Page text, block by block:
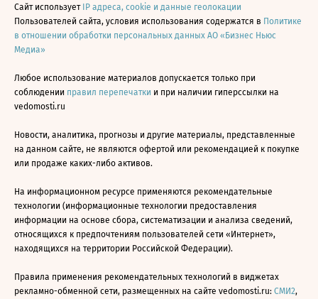
Сайт использует IP адреса, cookie и данные геолокации
Пользователей сайта, условия использования содержатся в Политике
в отношении обработки персональных данных АО «Бизнес Ньюс
Медиа»
Любое использование материалов допускается только при
соблюдении правил перепечатки и при наличии гиперссылки на
vedomosti.ru
Новости, аналитика, прогнозы и другие материалы, представленные
на данном сайте, не являются офертой или рекомендацией к покупке
или продаже каких-либо активов.
На информационном ресурсе применяются рекомендательные
технологии (информационные технологии предоставления
информации на основе сбора, систематизации и анализа сведений,
относящихся к предпочтениям пользователей сети «Интернет»,
находящихся на территории Российской Федерации).
Правила применения рекомендательных технологий в виджетах
рекламно-обменной сети, размещенных на сайте vedomosti.ru: СМИ2,